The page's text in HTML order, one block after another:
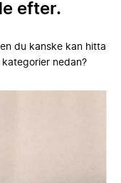
efter.
du kanske kan hitta
nedan?